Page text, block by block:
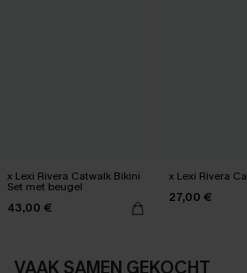
x Lexi Rivera Catwalk Bikini
Set met beugel
43,00 €
x Lexi Rivera
27,00 €
VAAK SAMEN GEKOCHT